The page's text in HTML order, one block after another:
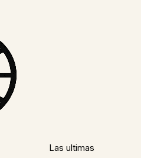
Las ultimas